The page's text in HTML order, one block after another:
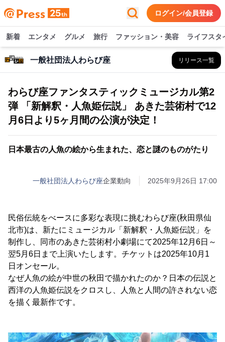
ログイン/会員登録
新着 エンタメ グルメ 旅行 ファッション・美容 ライフスタ
一般社団法人わらび座 リリース一覧
わらび座ファンタスティックミュージカル第2
弾 「新解釈・人魚姫伝説」 あきた芸術村で12
月6日より5ヶ月間の公演が決定！
日本最古の人魚の絵から生まれた、恋と謎のものがたり
一般社団法人わらび座企業動向 2025年9月26日 17:00
民俗伝統をべースに多彩な表現に挑むわらび座(秋田県仙
北市)は、新たにミュージカル「新解釈・人魚姫伝説」を
制作し、同市のあきた芸術村小劇場にて2025年12月6日～
翌5月6日まで上演いたします。チケットは2025年10月1
日オンセール。
なぜ人魚の絵が中世の秋田で描かれたのか？日本の伝説と
西洋の人魚姫伝説をクロスし、人魚と人間の許されない恋
を描く最新作です。